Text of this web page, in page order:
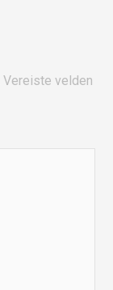
Vereiste velden